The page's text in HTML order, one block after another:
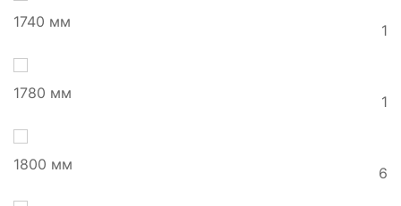
1740 мм 1
1780 мм 1
1800 мм 6